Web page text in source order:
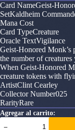
Card NameGeist-
SetKaldheim
Mana Cost
Card TypeCreature
Oracle TextVigilance
Geist-Honored Monk’s
the number of
When Geist-Honored
creature tokens with
ArtistClint Cearley
Collector Number025
RarityRare
Agregar al carrito:
Geist-